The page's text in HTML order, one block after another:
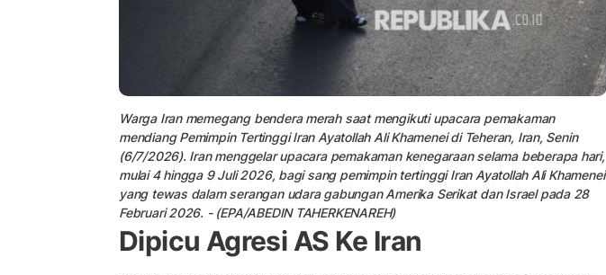
Warga Iran memegang bendera merah saat mengikuti upacara pemakaman
mendiang Pemimpin Tertinggi Iran Ayatollah Ali Khamenei di Teheran, Iran, Senin
(6/7/2026). Iran menggelar upacara pemakaman kenegaraan selama beberapa hari,
mulai 4 hingga 9 Juli 2026, bagi sang pemimpin tertinggi Iran Ayatollah Ali Khamenei
yang tewas dalam serangan udara gabungan Amerika Serikat dan Israel pada 28
Februari 2026. - (EPA/ABEDIN TAHERKENAREH)
Dipicu Agresi AS Ke Iran